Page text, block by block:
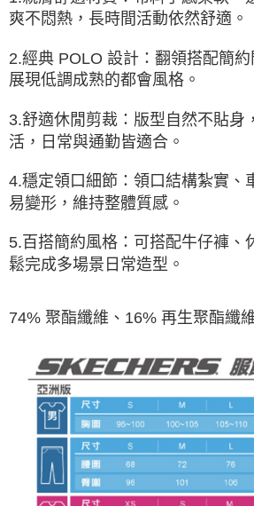
爽不悶熱，長時間活動依然舒適。
2.經典 POLO 設計：翻領搭配簡約
展現低調成熟的都會風格。
3.舒適休閒剪裁：版型自然不貼身
活，日常與通勤皆適合。
4.穩定領口細節：領口結構紮實、
易變形，維持整體質感。
5.百搭簡約風格：可搭配牛仔褲、
鬆完成多場景日常造型。
74% 聚酯纖維、16% 再生聚酯纖